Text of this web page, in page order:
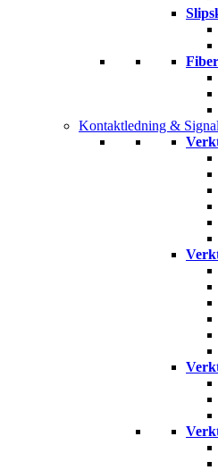
Kontaktledning & Signal